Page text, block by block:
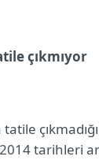
çıkmıyor
tatile
tarihleri